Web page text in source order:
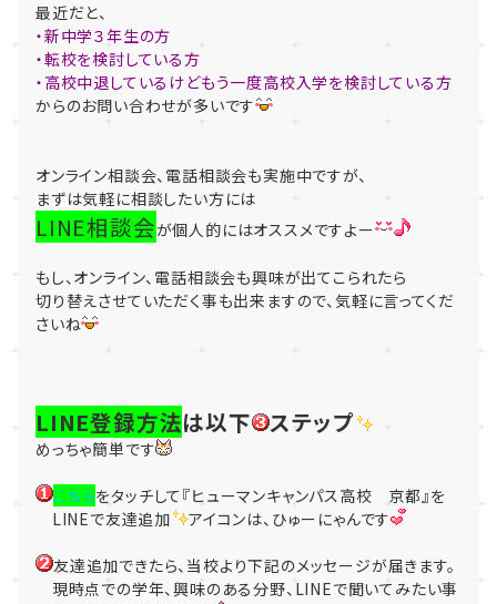
最近だと、
・新中学３年生の方
・転校を検討している方
・高校中退しているけどもう一度高校入学を検討している方
からのお問い合わせが多いです
オンライン相談会、電話相談会も実施中ですが、
まずは気軽に相談したい方には
LINE相談会が個人的にはオススメですよー
もし、オンライン、電話相談会も興味が出てこられたら
切り替えさせていただく事も出来ますので、気軽に言ってくだ
さいね
LINE登録方法は以下 ステップ
めっちゃ簡単です
こちらをタッチして『ヒューマンキャンパス高校 京都』を
LINEで友達追加
アイコンは、ひゅーにゃんです
友達追加できたら、当校より下記のメッセージが届きます。
現時点での学年、興味のある分野、LINEで聞いてみたい事